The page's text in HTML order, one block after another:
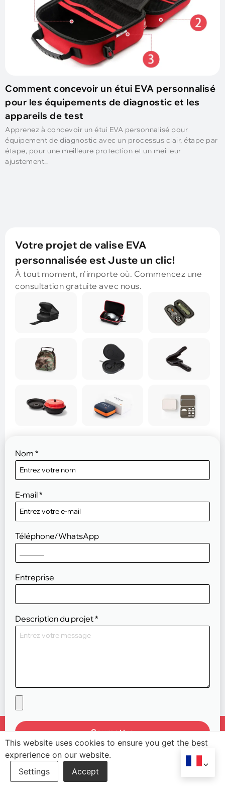
Comment concevoir un étui EVA personnalisé
pour les équipements de diagnostic et les
appareils de test
Apprenez à concevoir un étui EVA personnalisé pour
équipement de diagnostic avec un processus clair, étape par
étape, pour une meilleure protection et un meilleur
ajustement..
Nom *
E-mail*
Téléphone/WhatsApp
Entreprise
Description du projet*
Soumettre
Votre projet de valise EVA
personnalisée est Juste un clic!
À tout moment, n'importe où. Commencez une
consultation gratuite avec nous.
les industries
This website uses cookies to ensure you get the best
exprerience on our website.